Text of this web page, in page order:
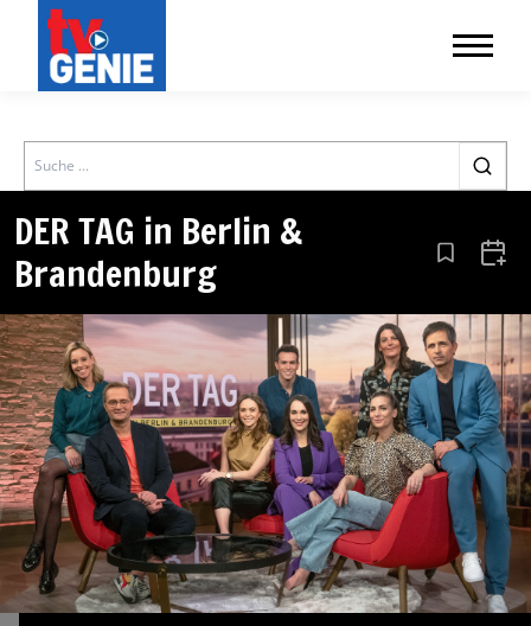
Search
DER TAG in Berlin &
Brandenburg
Aus den